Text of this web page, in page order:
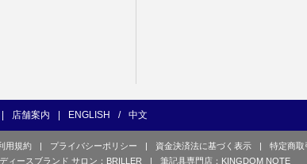
と判断する行為。
店舗案内 ENGLISH / 中文
用規約 | プライバシーポリシー | 資金決済法に基づく表示 |
特定商取
ィースブランド サロン：BRILLER | 筆記具専門店：KINGDOM NOTE